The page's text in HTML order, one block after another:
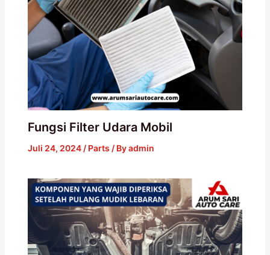
Fungsi Filter Udara Mobil
Juli 24, 2024 / Parts / Byadmin